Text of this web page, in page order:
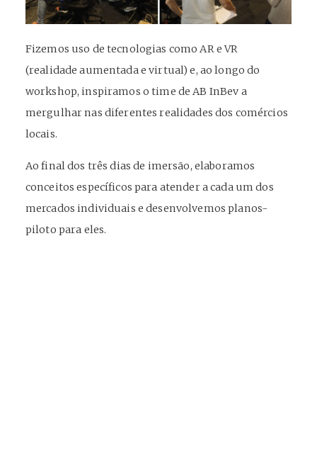
Fizemos uso de tecnologias como AR e VR
(realidade aumentada e virtual) e, ao longo do
workshop, inspiramos o time de AB InBev a
mergulhar nas diferentes realidades dos comércios
locais.
Ao final dos três dias de imersão, elaboramos
conceitos específicos para atender a cada um dos
mercados individuais e desenvolvemos planos-
piloto para eles.